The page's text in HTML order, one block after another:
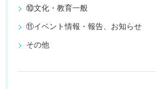
⑩文化・教育一般
⑪イベント情報・報告、お知らせ
その他